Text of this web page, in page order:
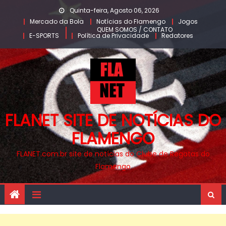
content
Quinta-feira, Agosto 06, 2026
Mercado da Bola
Notícias do Flamengo
Jogos
E-SPORTS
QUEM SOMOS / CONTATO
Política de Privacidade Redatores
FLANET SITE DE NOTÍCIAS DO
FLAMENGO
FLANET.com.br site de notícias do Clube de Regatas do
Flamengo